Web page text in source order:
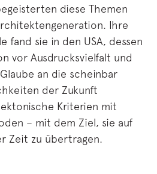
diese Themen
Ihre
fand sie in den USA, dessen
vor Ausdrucksvielfalt und
an die scheinbar
der Zukunft
Kriterien mit
– mit dem Ziel, sie auf
Zeit zu übertragen.